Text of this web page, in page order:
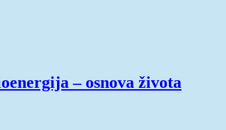
– osnova života